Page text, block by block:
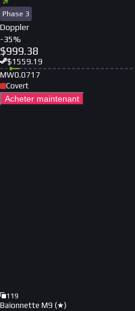
Phase 3
Doppler
-35%
$999.38
$1559.19
MW0.0717
Covert
Acheter maintenant
119
Baïonnette M9 (★)